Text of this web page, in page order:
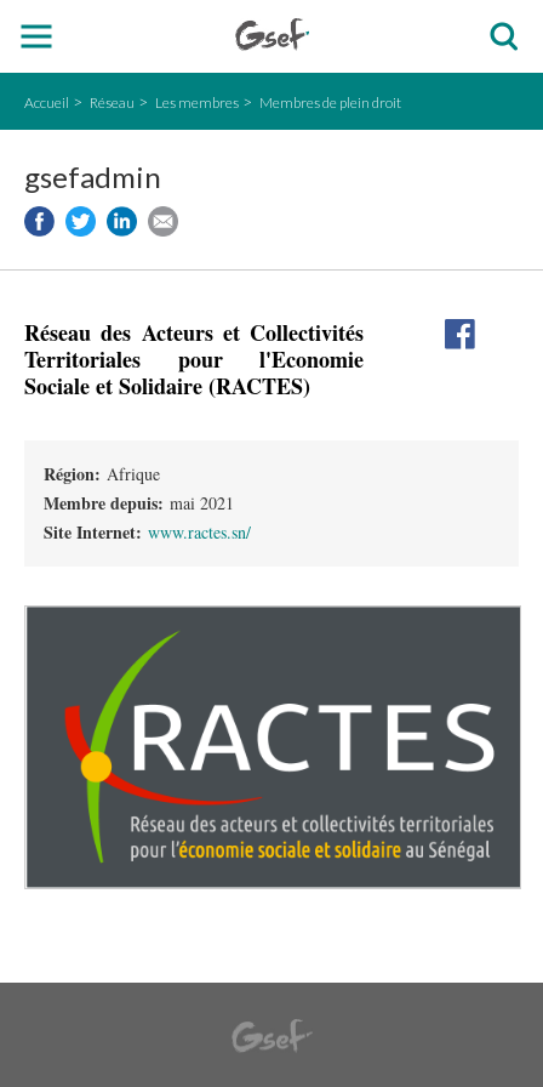
Accueil Réseau Les membres Membres de plein droit
gsefadmin
Réseau des Acteurs et Collectivités
Territoriales pour l'Economie
Sociale et Solidaire (RACTES)
Région: Afrique
Membre depuis: mai 2021
Site Internet: www.ractes.sn/